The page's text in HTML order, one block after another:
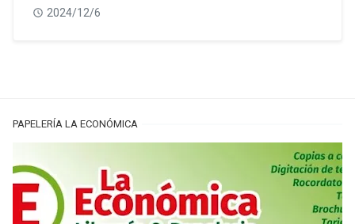
2024/12/6
PAPELERÍA LA ECONÓMICA